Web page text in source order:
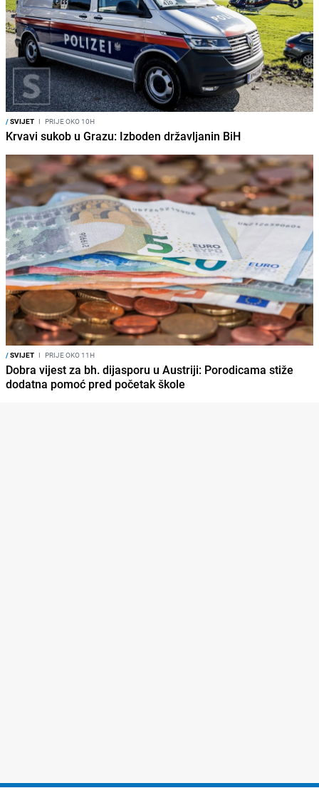
/SVIJET I PRIJE OKO 10H
Krvavi sukob u Grazu: Izboden državljanin BiH
/SVIJET I PRIJE OKO 11H
Dobra vijest za bh. dijasporu u Austriji: Porodicama stiže
dodatna pomoć pred početak škole